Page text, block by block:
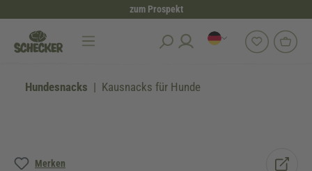
zum Prospekt
Hundesnacks Kausnacks für Hunde
Merken
Bildergalerie überspringen